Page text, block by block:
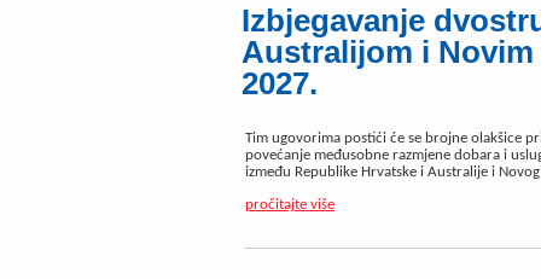
Izbjegavanje
Australijom i
2027.
Tim ugovorima postići će se brojne olakšice
povećanje međusobne razmjene dobara i
između Republike Hrvatske i Australije i
pročitajte više